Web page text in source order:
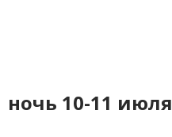
ночь 10-11 июля